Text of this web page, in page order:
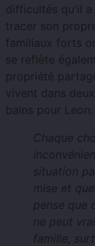
difficultés qu'il
tracer son
familiaux forts
se reflète
propriété
vivent dans
bains pour Leon.
Chaque
situation
mise et
pense que
ne peut
famille,